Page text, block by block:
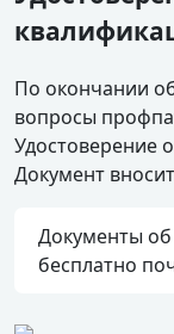
По окончании
вопросы
Удостоверение
Документ
Документы
бесплатно